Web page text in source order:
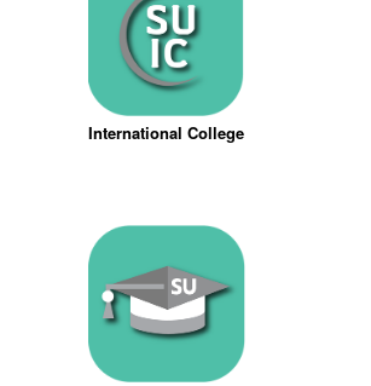
International College